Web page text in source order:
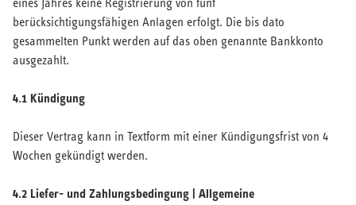
eines Jahres keine Registrierung von fünf
berücksichtigungsfähigen Anlagen erfolgt. Die bis dato
gesammelten Punkt werden auf das oben genannte Bankkonto
ausgezahlt.
4.1 Kündigung
Dieser Vertrag kann in Textform mit einer Kündigungsfrist von 4
Wochen gekündigt werden.
4.2 Liefer- und Zahlungsbedingung | Allgemeine